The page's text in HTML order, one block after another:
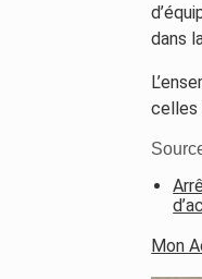
dans
celles
Mon